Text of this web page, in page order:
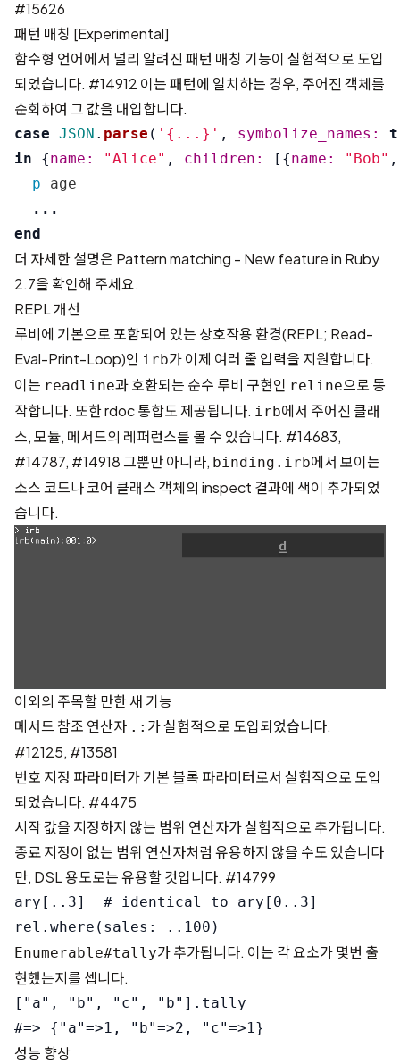
#15626
패턴 매칭 [Experimental]
함수형 언어에서 널리 알려진 패턴 매칭 기능이 실험적으로 도입
되었습니다. #14912 이는 패턴에 일치하는 경우, 주어진 객체를
순회하여 그 값을 대입합니다.
case JSON . parse ( '{...}' , symbolize_names:
in
{name: "Alice" , children: [{name: "Bob" ,
p
age
...
end
더 자세한 설명은 Pattern matching - New feature in Ruby
2.7을 확인해 주세요.
REPL 개선
루비에 기본으로 포함되어 있는 상호작용 환경(REPL; Read-
Eval-Print-Loop)인 irb가 이제 여러 줄 입력을 지원합니다.
이는 readline과 호환되는 순수 루비 구현인 reline으로 동
작합니다. 또한 rdoc 통합도 제공됩니다. irb에서 주어진 클래
스, 모듈, 메서드의 레퍼런스를 볼 수 있습니다. #14683,
#14787, #14918 그뿐만 아니라, binding.irb에서 보이는
소스 코드나 코어 클래스 객체의 inspect 결과에 색이 추가되었
습니다.
이외의 주목할 만한 새 기능
메서드 참조 연산자 .: 가 실험적으로 도입되었습니다.
#12125, #13581
번호 지정 파라미터가 기본 블록 파라미터로서 실험적으로 도입
되었습니다. #4475
시작 값을 지정하지 않는 범위 연산자가 실험적으로 추가됩니다.
종료 지정이 없는 범위 연산자처럼 유용하지 않을 수도 있습니다
만, DSL 용도로는 유용할 것입니다. #14799
ary[..3]  # identical to ary[0..3]
Enumerable#tally가 추가됩니다. 이는 각 요소가 몇번 출
현했는지를 셉니다.
["a", "b", "c", "b"].tally
성능 향상